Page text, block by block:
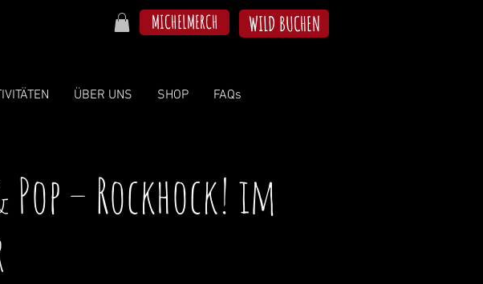
MICHELMERCH WILD BUCHEN
ÜBER UNS SHOP FAQs
– Rockhock! im